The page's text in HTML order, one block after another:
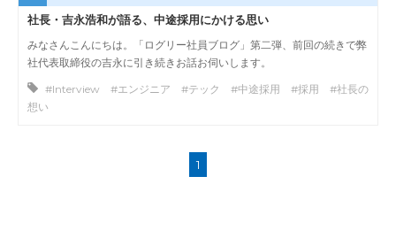
社長・吉永浩和が語る、中途採用にかける思い
みなさんこんにちは。「ログリー社員ブログ」第二弾、前回の続きで弊
社代表取締役の吉永に引き続きお話お伺いします。
#Interview #エンジニア #テック #中途採用 #採用 #社長の
想い
1